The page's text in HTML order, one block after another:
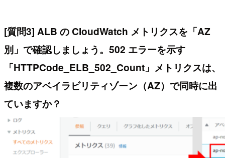
[質問3] ALB の CloudWatch メトリクスを「AZ
別」で確認しましょう。502 エラーを示す
「HTTPCode_ELB_502_Count」メトリクスは、
複数のアベイラビリティゾーン（AZ）で同時に出
ていますか？